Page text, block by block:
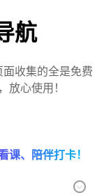
航
收集的全是免费
放心使用！
课、陪伴打卡！
